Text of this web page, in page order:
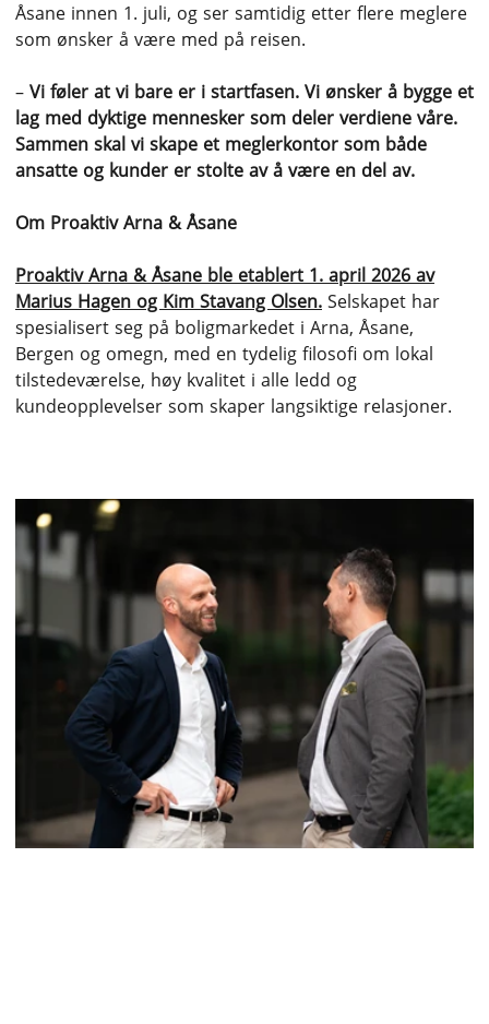
Åsane innen 1. juli, og ser samtidig etter flere meglere
som ønsker å være med på reisen.
– Vi føler at vi bare er i startfasen. Vi ønsker å bygge et
lag med dyktige mennesker som deler verdiene våre.
Sammen skal vi skape et meglerkontor som både
ansatte og kunder er stolte av å være en del av.
Om Proaktiv Arna & Åsane
Proaktiv Arna & Åsane ble etablert 1. april 2026 av
Marius Hagen og Kim Stavang Olsen. Selskapet har
spesialisert seg på boligmarkedet i Arna, Åsane,
Bergen og omegn, med en tydelig filosofi om lokal
tilstedeværelse, høy kvalitet i alle ledd og
kundeopplevelser som skaper langsiktige relasjoner.